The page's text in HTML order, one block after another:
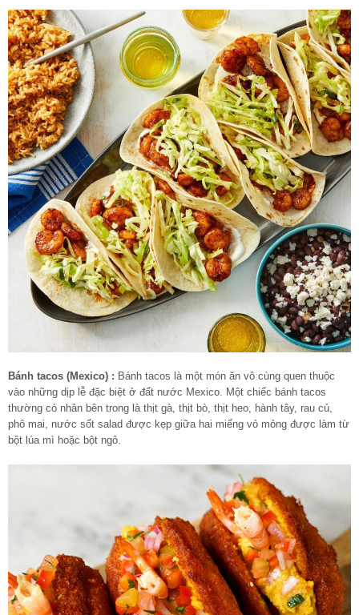
Bánh tacos (Mexico) : Bánh tacos là một món ăn vô cùng quen thuộc
vào những dịp lễ đặc biệt ở đất nước Mexico. Một chiếc bánh tacos
thường có nhân bên trong là thịt gà, thịt bò, thịt heo, hành tây, rau củ,
phô mai, nước sốt salad được kẹp giữa hai miếng vỏ mỏng được làm từ
bột lúa mì hoặc bột ngô.